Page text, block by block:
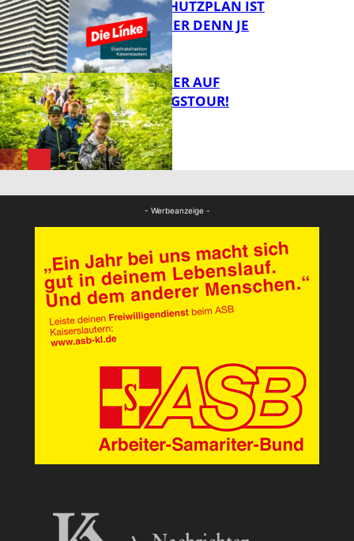
FB Gesundheit
FB News
EIN HITZESCHUTZPLAN IST
NOTWENDIGER DENN JE
MIT DEM JÄGER AUF
ENTDECKUNGSTOUR!
- Werbeanzeige -